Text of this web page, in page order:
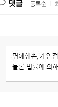
댓글 등록순